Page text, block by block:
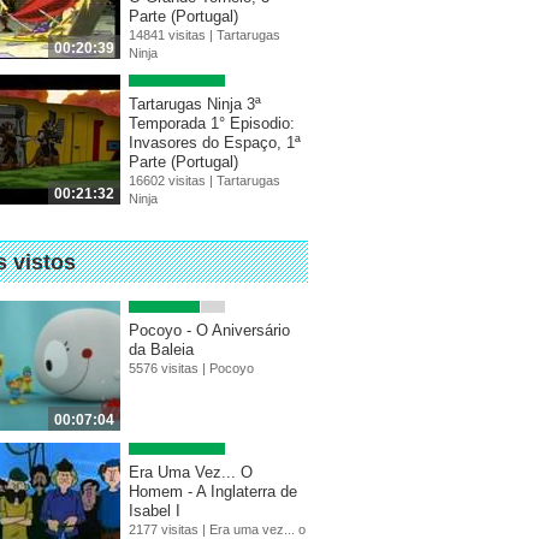
00:20:39
Parte (Portugal)
14841 visitas | Tartarugas
Ninja
00:21:32
Tartarugas Ninja 3ª
Temporada 1° Episodio:
Invasores do Espaço, 1ª
Parte (Portugal)
16602 visitas | Tartarugas
Ninja
vistos
00:07:04
Pocoyo - O Aniversário
da Baleia
5576 visitas | Pocoyo
Era Uma Vez... O
Homem - A Inglaterra de
Isabel I
2177 visitas | Era uma vez... o